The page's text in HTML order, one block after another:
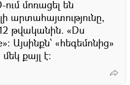
մոռացել են
արտահայտությունը,
թվականին. «Du
Այսինքն՝ «հեգեմոնից»
քայլ է։